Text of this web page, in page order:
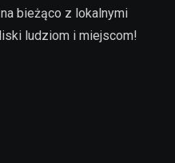
bieżąco z lokalnymi
ludziom i miejscom!